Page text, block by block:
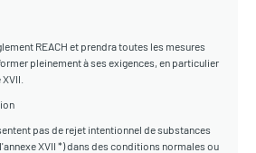
REACH et prendra toutes les mesures
pleinement à ses exigences, en particulier
pas de rejet intentionnel de substances
XVII *) dans des conditions normales ou